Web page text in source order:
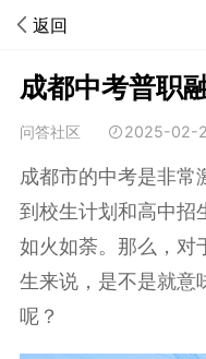
返回
成都中考普职
问答社区 2025-02-
成都市的中考是非常
到校生计划和高中招
如火如荼。那么，对
生来说，是不是就意
呢？